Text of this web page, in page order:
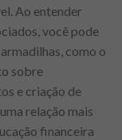
Ao entender
você pode
como o
sobre
e criação de
relação mais
financeira